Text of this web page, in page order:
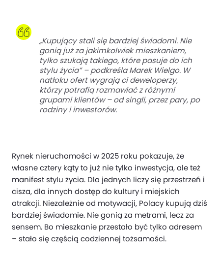
„Kupujący stali się bardziej świadomi. Nie
gonią już za jakimkolwiek mieszkaniem,
tylko szukają takiego, które pasuje do ich
stylu życia” – podkreśla Marek Wielgo. W
natłoku ofert wygrają ci deweloperzy,
którzy potrafią rozmawiać z różnymi
grupami klientów – od singli, przez pary, po
rodziny i inwestorów.
Rynek nieruchomości w 2025 roku pokazuje, że
własne cztery kąty to już nie tylko inwestycja, ale też
manifest stylu życia. Dla jednych liczy się przestrzeń i
cisza, dla innych dostęp do kultury i miejskich
atrakcji. Niezależnie od motywacji, Polacy kupują dziś
bardziej świadomie. Nie gonią za metrami, lecz za
sensem. Bo mieszkanie przestało być tylko adresem
– stało się częścią codziennej tożsamości.